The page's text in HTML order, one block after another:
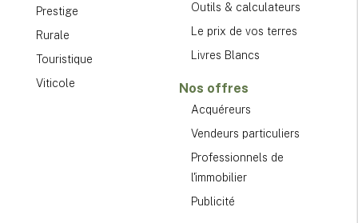
Prestige
Rurale
Touristique
Viticole
Outils & calculateurs
Le prix de vos terres
Livres Blancs
Nos offres
Acquéreurs
Vendeurs particuliers
Professionnels de
l'immobilier
Publicité